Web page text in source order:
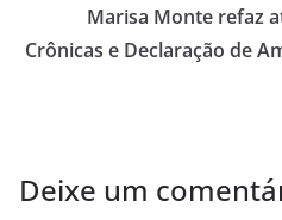
Marisa Monte refaz
Crônicas e Declaração de
Deixe um